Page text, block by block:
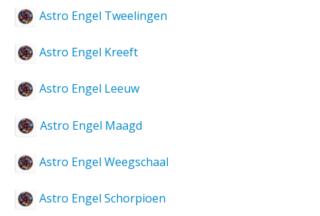
Astro Engel Tweelingen
Astro Engel Kreeft
Astro Engel Leeuw
Astro Engel Maagd
Astro Engel Weegschaal
Astro Engel Schorpioen